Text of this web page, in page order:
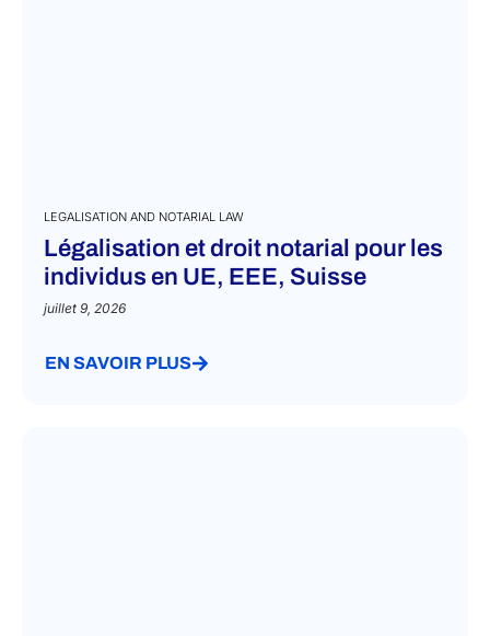
LEGALISATION AND NOTARIAL LAW
Légalisation et droit notarial pour les
individus en UE, EEE, Suisse
juillet 9, 2026
EN SAVOIR PLUS